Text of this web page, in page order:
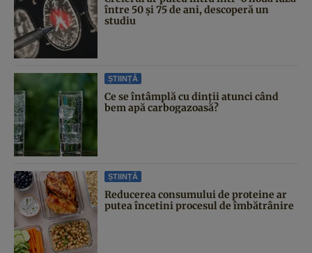
între 50 și 75 de ani, descoperă un
studiu
ȘTIINȚĂ
Ce se întâmplă cu dinții atunci când
bem apă carbogazoasă?
ȘTIINȚĂ
Reducerea consumului de proteine ar
putea încetini procesul de îmbătrânire